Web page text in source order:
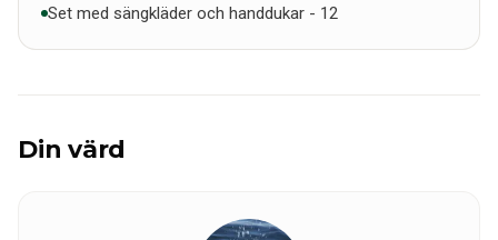
Set med sängkläder och handdukar - 12
Din värd